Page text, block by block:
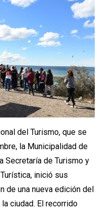
del Turismo, que se
la Municipalidad de
Secretaría de Turismo y
inició sus
de una nueva edición del
ciudad. El recorrido